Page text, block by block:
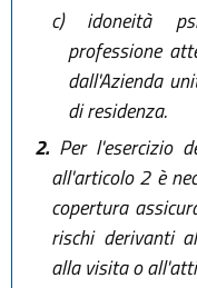
c)idoneità
professione
dall'Azienda
di residenza.
2.Per l'esercizio
all'articolo 2 è
copertura
rischi derivanti
alla visita o